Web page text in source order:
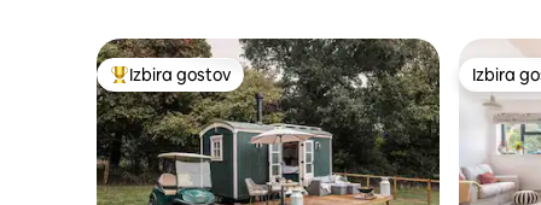
Najbolj priljubljena prenočišča z značko »Izbira gostov«
Izbira gostov Izbira
Izbira